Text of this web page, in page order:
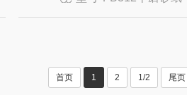
首页 1 2 1/2 尾页